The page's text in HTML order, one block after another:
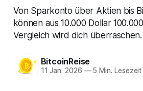
Von Sparkonto über Aktien bis
können aus 10.000 Dollar
Vergleich wird dich überraschen.
BitcoinReise
11 Jan. 2026 —5 Min. Lesezeit